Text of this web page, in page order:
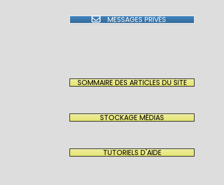
MESSAGES PRIVÉS
SOMMAIRE DES ARTICLES DU SITE
STOCKAGE MÉDIAS
TUTORIELS D'AIDE